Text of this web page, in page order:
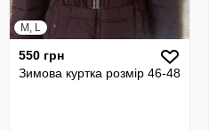
M, L
550 грн
Зимова куртка розмір 46-48